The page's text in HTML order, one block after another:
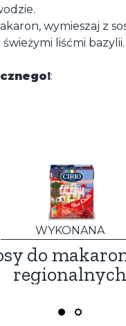
wymieszaj z
liśćmi bazylii.
:
WYKONANA
do
regionalnych